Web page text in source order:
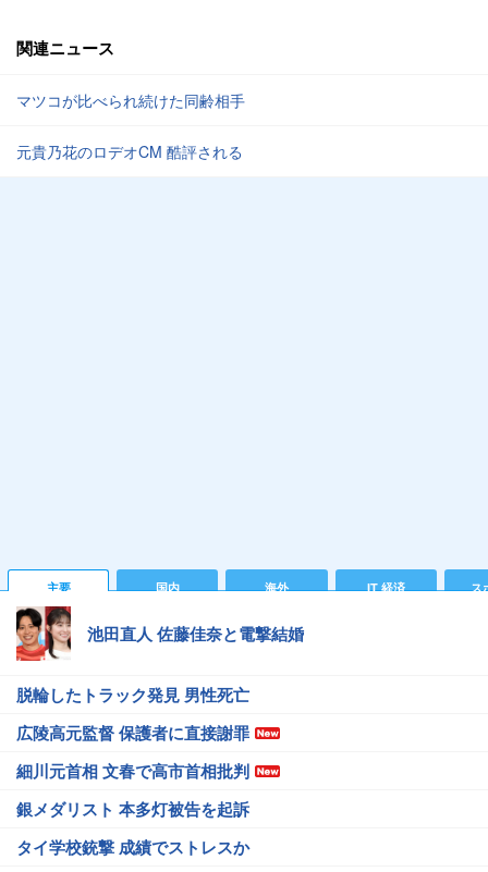
関連ニュース
マツコが比べられ続けた同齢相手
元貴乃花のロデオCM 酷評される
主要 国内 海外 IT 経済 ス
池田直人 佐藤佳奈と電撃結婚
脱輪したトラック発見 男性死亡
広陵高元監督 保護者に直接謝罪
細川元首相 文春で高市首相批判
銀メダリスト 本多灯被告を起訴
タイ学校銃撃 成績でストレスか